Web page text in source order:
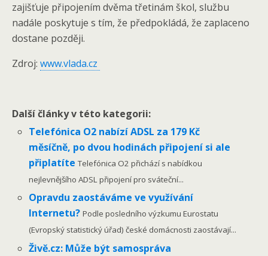
zajišťuje připojením dvěma třetinám škol, službu
nadále poskytuje s tím, že předpokládá, že zaplaceno
dostane později.
Zdroj: www.vlada.cz
Další články v této kategorii:
Telefónica O2 nabízí ADSL za 179 Kč
měsíčně, po dvou hodinách připojení si ale
připlatíteTelefónica O2 přichází s nabídkou
nejlevnějšího ADSL připojení pro sváteční...
Opravdu zaostáváme ve využívání
Internetu?Podle posledního výzkumu Eurostatu
(Evropský statistický úřad) české domácnosti zaostávají...
Živě.cz: Může být samospráva